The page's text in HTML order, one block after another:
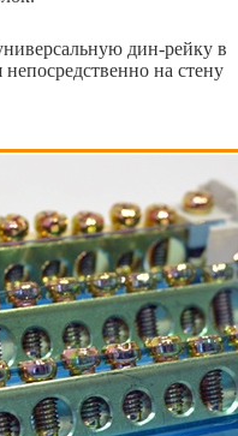
дин-рейку в
на стену